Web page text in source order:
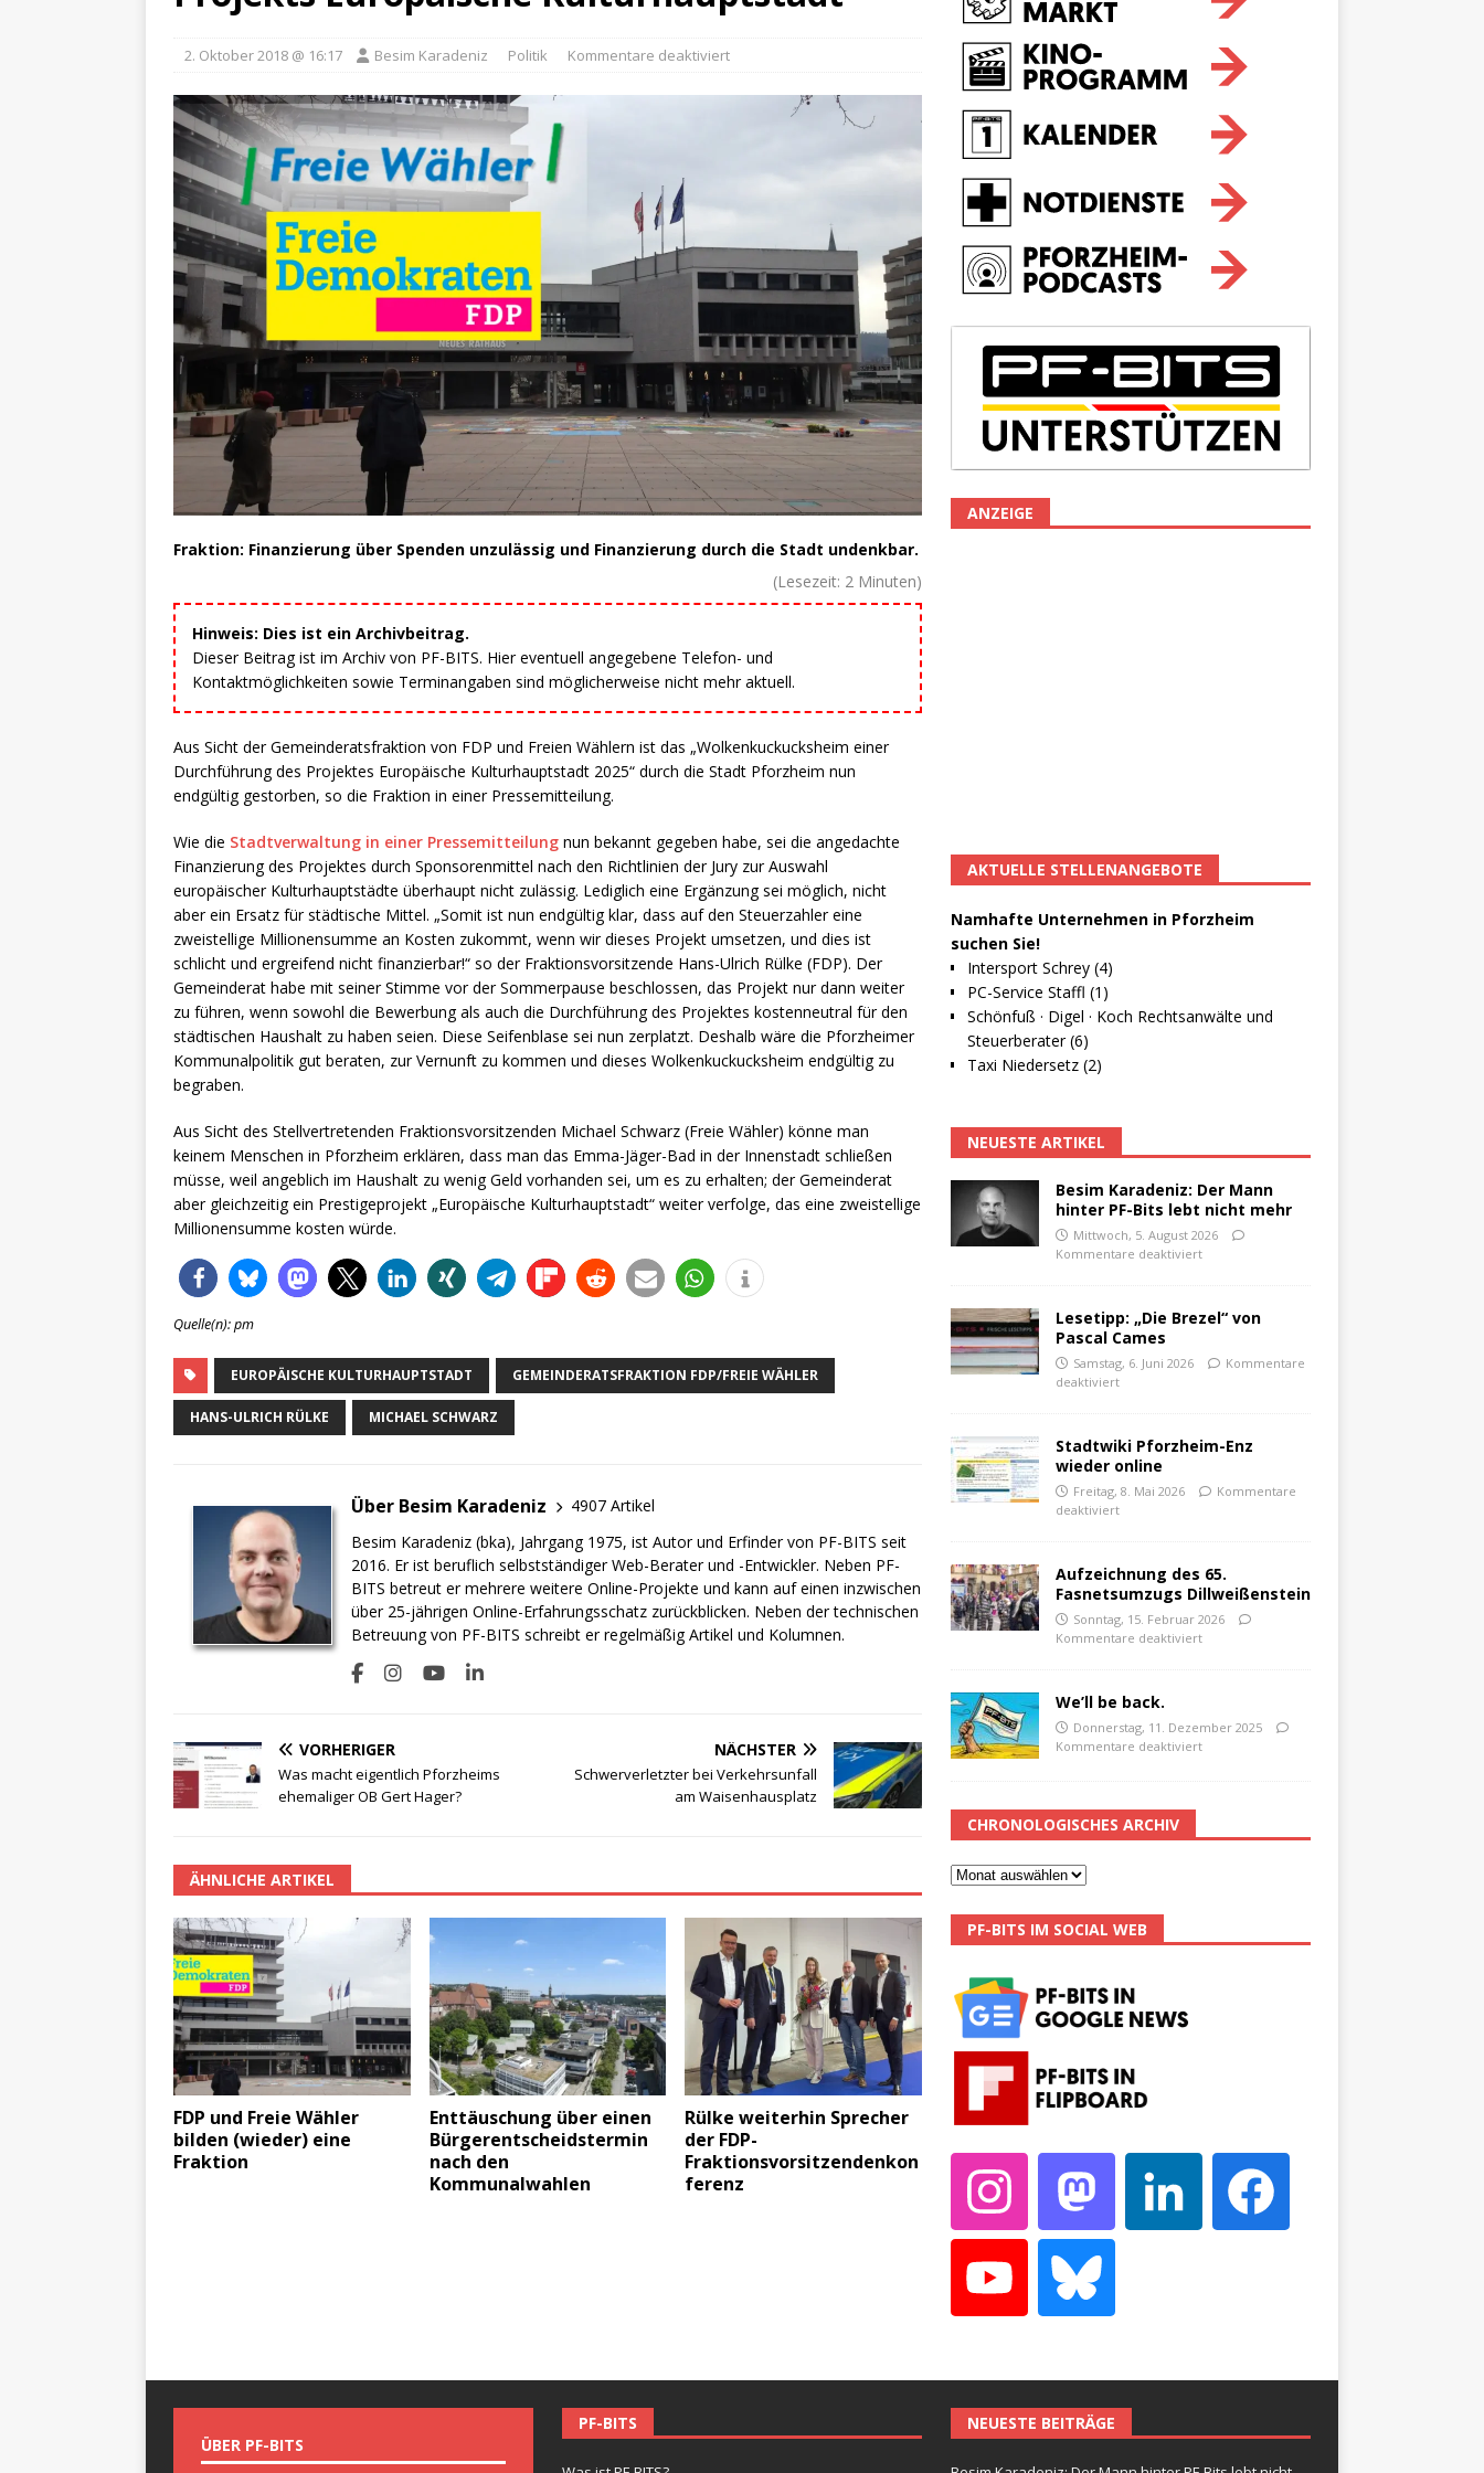
2. Oktober 2018 @ 16:17 Besim Karadeniz Politik Kommentare deaktiviert
Fraktion: Finanzierung über Spenden unzulässig und Finanzierung durch die Stadt undenkbar.
(Lesezeit: 2 Minuten)
Hinweis: Dies ist ein Archivbeitrag.
Dieser Beitrag ist im Archiv von PF-BITS. Hier eventuell angegebene Telefon- und
Kontaktmöglichkeiten sowie Terminangaben sind möglicherweise nicht mehr aktuell.
Aus Sicht der Gemeinderatsfraktion von FDP und Freien Wählern ist das „Wolkenkuckucksheim einer
Durchführung des Projektes Europäische Kulturhauptstadt 2025“ durch die Stadt Pforzheim nun
endgültig gestorben, so die Fraktion in einer Pressemitteilung.
Wie die Stadtverwaltung in einer Pressemitteilung nun bekannt gegeben habe, sei die angedachte
Finanzierung des Projektes durch Sponsorenmittel nach den Richtlinien der Jury zur Auswahl
europäischer Kulturhauptstädte überhaupt nicht zulässig. Lediglich eine Ergänzung sei möglich, nicht
aber ein Ersatz für städtische Mittel. „Somit ist nun endgültig klar, dass auf den Steuerzahler eine
zweistellige Millionensumme an Kosten zukommt, wenn wir dieses Projekt umsetzen, und dies ist
schlicht und ergreifend nicht finanzierbar!“ so der Fraktionsvorsitzende Hans-Ulrich Rülke (FDP). Der
Gemeinderat habe mit seiner Stimme vor der Sommerpause beschlossen, das Projekt nur dann weiter
zu führen, wenn sowohl die Bewerbung als auch die Durchführung des Projektes kostenneutral für den
städtischen Haushalt zu haben seien. Diese Seifenblase sei nun zerplatzt. Deshalb wäre die Pforzheimer
Kommunalpolitik gut beraten, zur Vernunft zu kommen und dieses Wolkenkuckucksheim endgültig zu
begraben.
Aus Sicht des Stellvertretenden Fraktionsvorsitzenden Michael Schwarz (Freie Wähler) könne man
keinem Menschen in Pforzheim erklären, dass man das Emma-Jäger-Bad in der Innenstadt schließen
müsse, weil angeblich im Haushalt zu wenig Geld vorhanden sei, um es zu erhalten; der Gemeinderat
aber gleichzeitig ein Prestigeprojekt „Europäische Kulturhauptstadt“ weiter verfolge, das eine zweistellige
Millionensumme kosten würde.
Quelle(n): pm
EUROPÄISCHE KULTURHAUPTSTADT GEMEINDERATSFRAKTION FDP/FREIE WÄHLER
HANS-ULRICH RÜLKE MICHAEL SCHWARZ
Über Besim Karadeniz
4907 Artikel
Besim Karadeniz (bka), Jahrgang 1975, ist Autor und Erfinder von PF-BITS seit
2016. Er ist beruflich selbstständiger Web-Berater und -Entwickler. Neben PF-
BITS betreut er mehrere weitere Online-Projekte und kann auf einen inzwischen
über 25-jährigen Online-Erfahrungsschatz zurückblicken. Neben der technischen
Betreuung von PF-BITS schreibt er regelmäßig Artikel und Kolumnen.
VORHERIGER
Was macht eigentlich Pforzheims
ehemaliger OB Gert Hager?
NÄCHSTER
Schwerverletzter bei Verkehrsunfall
am Waisenhausplatz
ÄHNLICHE ARTIKEL
FDP und Freie Wähler
bilden (wieder) eine
Fraktion
Enttäuschung über einen
Bürgerentscheidstermin
nach den
Kommunalwahlen
Rülke weiterhin Sprecher
der FDP-
Fraktionsvorsitzendenkon
ferenz
ANZEIGE
AKTUELLE STELLENANGEBOTE
Namhafte Unternehmen in Pforzheim
suchen Sie!
Intersport Schrey (4)
PC-Service Staffl (1)
Schönfuß · Digel · Koch Rechtsanwälte und
Steuerberater (6)
Taxi Niedersetz (2)
NEUESTE ARTIKEL
Besim Karadeniz: Der Mann
hinter PF-Bits lebt nicht mehr
Mittwoch, 5. August 2026
Kommentare deaktiviert
Lesetipp: „Die Brezel“ von
Pascal Cames
Samstag, 6. Juni 2026
Kommentare
deaktiviert
Stadtwiki Pforzheim-Enz
wieder online
Freitag, 8. Mai 2026
Kommentare
deaktiviert
Aufzeichnung des 65.
Fasnetsumzugs Dillweißenstein
Sonntag, 15. Februar 2026
Kommentare deaktiviert
We’ll be back.
Donnerstag, 11. Dezember 2025
Kommentare deaktiviert
CHRONOLOGISCHES ARCHIV
PF-BITS IM SOCIAL WEB
ÜBER PF-BITS
PF-BITS NEUESTE BEITRÄGE